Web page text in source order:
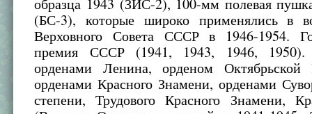
образца 1943 (ЗИС-2), 100-мм полевая
(БС-3), которые широко применялись в
Верховного Совета СССР в 1946-1954.
премия СССР (1941, 1943, 1946, 1950).
орденами Ленина, орденом
орденами Красного Знамени, орденами
степени, Трудового Красного Знамени,